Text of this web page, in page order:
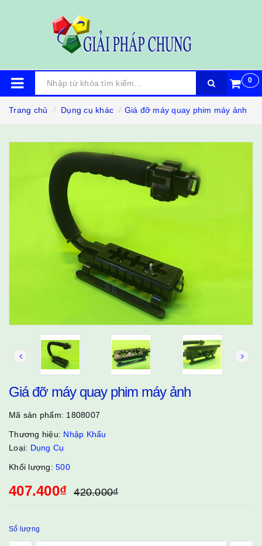
0
Trang chủ Dụng cụ khác Giá đỡ máy quay phim máy ảnh
Giá đỡ máy quay phim máy ảnh
Mã sản phẩm: 1808007
Thương hiệu: Nhập Khẩu
Loại: Dụng Cụ
Khối lượng: 500
407.400₫ 420.000₫
Số lượng